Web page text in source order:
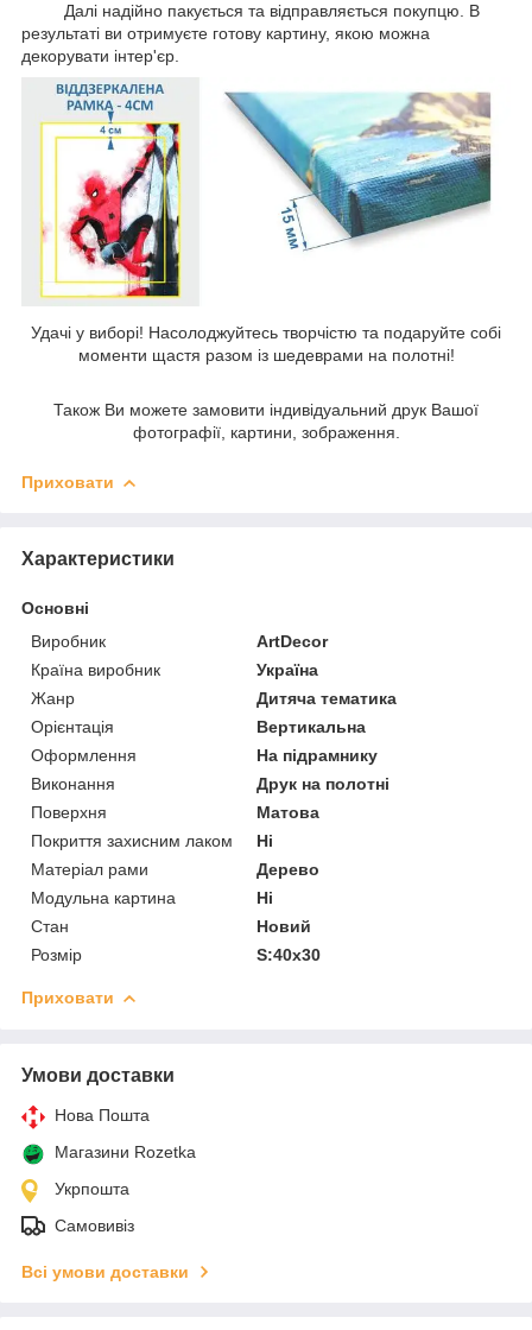
Далі надійно пакується та відправляється покупцю. В
результаті ви отримуєте готову картину, якою можна
декорувати інтер'єр.
Удачі у виборі! Насолоджуйтесь творчістю та подаруйте собі
моменти щастя разом із шедеврами на полотні!
Також Ви можете замовити індивідуальний друк Вашої
фотографії, картини, зображення.
Приховати
Характеристики
Основні
Виробник
ArtDecor
Країна виробник
Україна
Жанр
Дитяча тематика
Орієнтація
Вертикальна
Оформлення
На підрамнику
Виконання
Друк на полотні
Поверхня
Матова
Покриття захисним лаком
Ні
Матеріал рами
Дерево
Модульна картина
Ні
Стан
Новий
Розмір
S:40x30
Приховати
Умови доставки
Нова Пошта
Магазини Rozetka
Укрпошта
Самовивіз
Всі умови доставки